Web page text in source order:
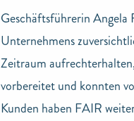
Geschäftsführerin
Unternehmens
Zeitraum
vorbereitet und konnten
Kunden haben FAIR